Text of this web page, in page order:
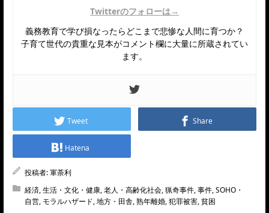
Twitterのフォローは→
義務教育で学び損なったらどこまで悲惨な人間に育つか？
子育て世代の貴重な見本がコメント欄に大量に所蔵されてい
ます。
Tweet Share
Hatena
投稿者:軍荼利
経済,生活・文化・健康,老人・高齢化社会,猟奇事件,事件,SOHO・
自営, モラルハザード,地方・田舎,熟年離婚,犯罪被害,貧困